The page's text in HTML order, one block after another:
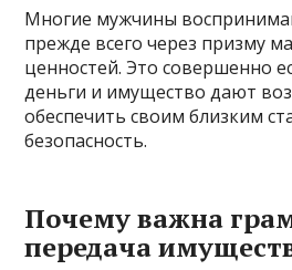
Многие мужчины
прежде всего через призму
ценностей. Это совершенно
деньги и имущество дают
обеспечить своим близким
безопасность.
Почему важна
передача